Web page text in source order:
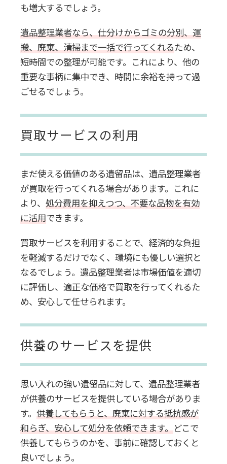
も増大するでしょう。
遺品整理業者なら、仕分けからゴミの分別、運
搬、廃棄、清掃まで一括で行ってくれるため、
短時間での整理が可能です。これにより、他の
重要な事柄に集中でき、時間に余裕を持って過
ごせるでしょう。
買取サービスの利用
まだ使える価値のある遺留品は、遺品整理業者
が買取を行ってくれる場合があります。これに
より、 処分費用を抑えつつ、不要な品物を有効
に活用できます。
買取サービスを利用することで、経済的な負担
を軽減するだけでなく、環境にも優しい選択と
なるでしょう。遺品整理業者は市場価値を適切
に評価し、適正な価格で買取を行ってくれるた
め、安心して任せられます。
供養のサービスを提供
思い入れの強い遺留品に対して、遺品整理業者
が供養のサービスを提供している場合がありま
す。 供養してもらうと、廃棄に対する抵抗感が
和らぎ、安心して処分を依頼できます。どこで
供養してもらうのかを、事前に確認しておくと
良いでしょう。